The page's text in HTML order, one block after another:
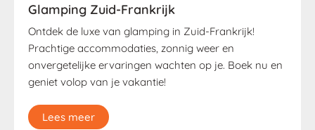
Glamping Zuid-Frankrijk
Ontdek de luxe van glamping in Zuid-Frankrijk!
Prachtige accommodaties, zonnig weer en
onvergetelijke ervaringen wachten op je. Boek nu en
geniet volop van je vakantie!
Lees meer